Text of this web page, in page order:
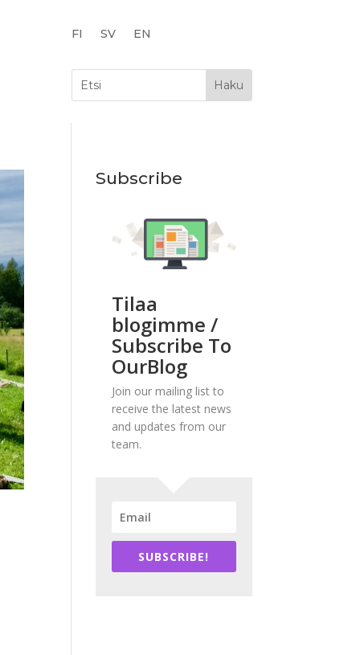
FI SV EN
Subscribe
Tilaa
blogimme /
Subscribe To
OurBlog
Join our mailing list to
receive the latest news
and updates from our
team.
SUBSCRIBE!